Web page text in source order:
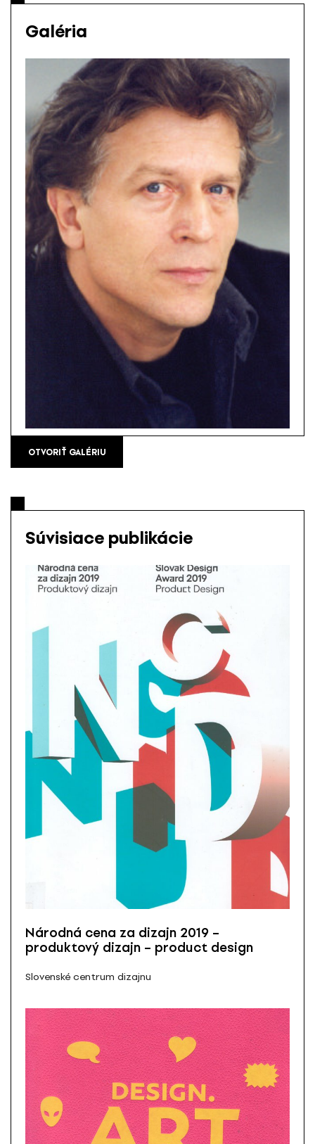
Galéria
OTVORIŤ GALÉRIU
Súvisiace publikácie
Národná cena za dizajn 2019 –
produktový dizajn – product design
Slovenské centrum dizajnu